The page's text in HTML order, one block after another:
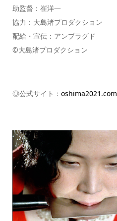
助監督：崔洋一
協力：大島渚プロダクション
配給・宣伝：アンプラグド
©大島渚プロダクション
◎公式サイト： oshima2021.com